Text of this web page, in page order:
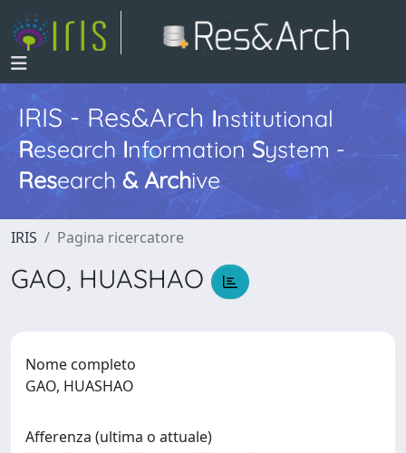
IRIS - Res&ArchInstitutional
Research InformationSystem -
Research & Archive
IRIS Pagina ricercatore
GAO, HUASHAO
Nome completo
GAO, HUASHAO
Afferenza (ultima o attuale)